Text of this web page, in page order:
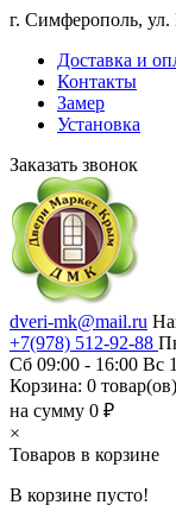
г. Симферополь, ул.
Доставка и
Контакты
Замер
Установка
Заказать звонок
dveri-mk@mail.ru
+7(978) 512-92-88
Сб 09:00 - 16:00 Вс
Корзина: 0 товар(ов)
на сумму 0 ₽
×
Товаров в корзине
В корзине пусто!